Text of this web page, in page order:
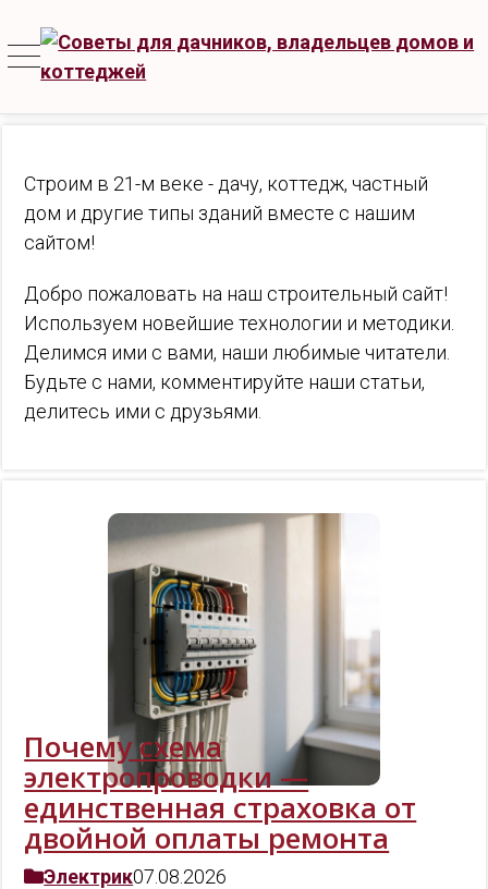
Строим в 21-м веке - дачу, коттедж, частный
дом и другие типы зданий вместе с нашим
сайтом!
Добро пожаловать на наш строительный сайт!
Используем новейшие технологии и методики.
Делимся ими с вами, наши любимые читатели.
Будьте с нами, комментируйте наши статьи,
делитесь ими с друзьями.
Почему схема
электропроводки —
единственная страховка от
двойной оплаты ремонта
Электрик07.08.2026